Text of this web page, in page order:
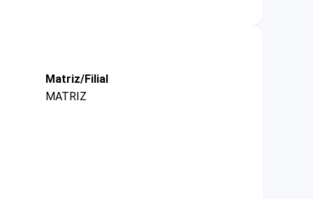
Matriz/Filial
MATRIZ